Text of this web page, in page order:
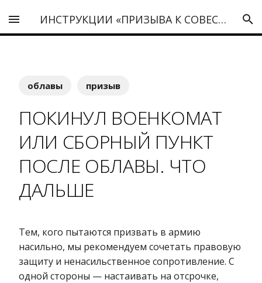
ИНСТРУКЦИИ «ПРИЗЫВА К СОВЕСТИ»
облавы призыв
ПОКИНУЛ ВОЕНКОМАТ
ИЛИ СБОРНЫЙ ПУНКТ
ПОСЛЕ ОБЛАВЫ. ЧТО
ДАЛЬШЕ
Тем, кого пытаются призвать в армию
насильно, мы рекомендуем сочетать правовую
защиту и ненасильственное сопротивление. С
одной стороны — настаивать на отсрочке,